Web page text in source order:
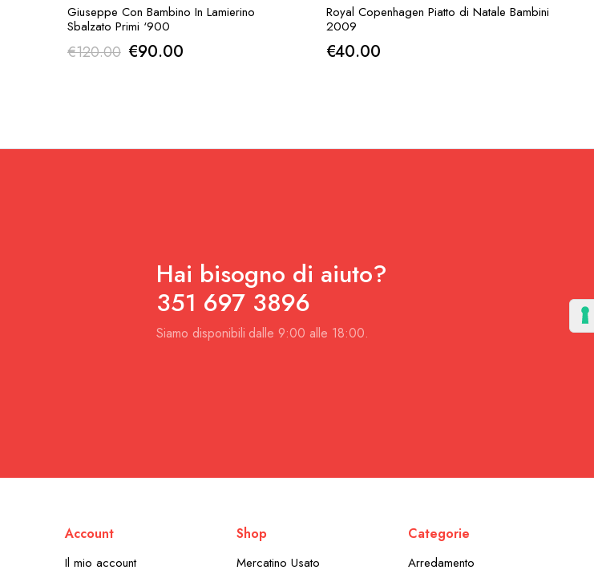
AGGIUNGI ALLA RICHIESTA
Giuseppe Con Bambino In Lamierino
Sbalzato Primi ‘900
€120.00 Il
€120.00.
€90.00Il
€90.00.
AGGIUNGI ALLA RICHIESTA
Royal Copenhagen Piatto di Natale Bambini
2009
€40.00
Hai bisogno di aiuto?
351 697 3896
Siamo disponibili dalle 9:00 alle 18:00.
Account
Il mio account
Shop
Mercatino Usato
Categorie
Arredamento